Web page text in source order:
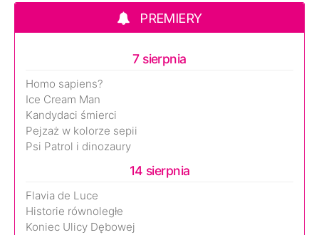
PREMIERY
7 sierpnia
Homo sapiens?
Ice Cream Man
Kandydaci śmierci
Pejzaż w kolorze sepii
Psi Patrol i dinozaury
14 sierpnia
Flavia de Luce
Historie równoległe
Koniec Ulicy Dębowej